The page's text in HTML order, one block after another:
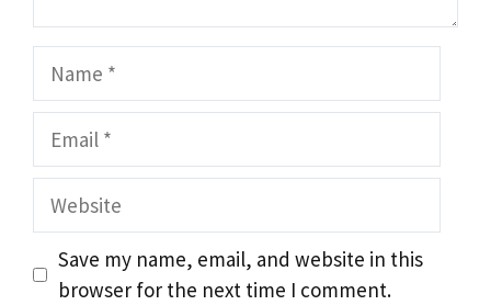
Name
Email
Website
Save my name, email, and website in this
browser for the next time I comment.